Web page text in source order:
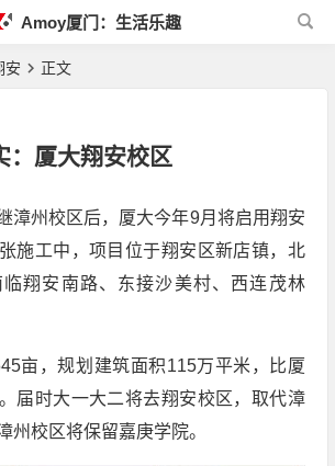
Amoy厦门：生活乐趣
安 正文
：厦大翔安校区
漳州校区后，厦大今年9月将启用翔安
施工中，项目位于翔安区新店镇，北
翔安南路、东接沙美村、西连茂林
亩，规划建筑面积115万平米，比厦
届时大一大二将去翔安校区，取代漳
州校区将保留嘉庚学院。